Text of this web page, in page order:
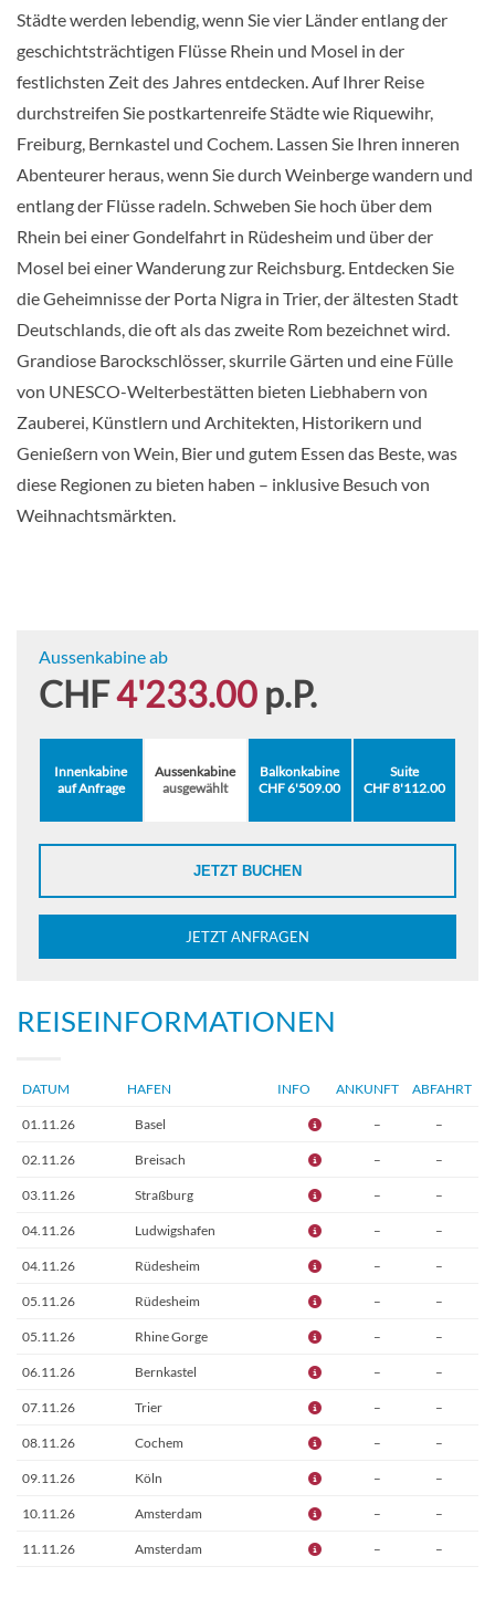
Städte werden lebendig, wenn Sie vier Länder entlang der
geschichtsträchtigen Flüsse Rhein und Mosel in der
festlichsten Zeit des Jahres entdecken. Auf Ihrer Reise
durchstreifen Sie postkartenreife Städte wie Riquewihr,
Freiburg, Bernkastel und Cochem. Lassen Sie Ihren inneren
Abenteurer heraus, wenn Sie durch Weinberge wandern und
entlang der Flüsse radeln. Schweben Sie hoch über dem
Rhein bei einer Gondelfahrt in Rüdesheim und über der
Mosel bei einer Wanderung zur Reichsburg. Entdecken Sie
die Geheimnisse der Porta Nigra in Trier, der ältesten Stadt
Deutschlands, die oft als das zweite Rom bezeichnet wird.
Grandiose Barockschlösser, skurrile Gärten und eine Fülle
von UNESCO-Welterbestätten bieten Liebhabern von
Zauberei, Künstlern und Architekten, Historikern und
Genießern von Wein, Bier und gutem Essen das Beste, was
diese Regionen zu bieten haben – inklusive Besuch von
Weihnachtsmärkten.
Aussenkabine ab
CHF4'233.00 p.P.
Innenkabine
auf Anfrage
Aussenkabine
ausgewählt
Balkonkabine
CHF 6'509.00
Suite
CHF 8'112.00
JETZT BUCHEN
JETZT ANFRAGEN
REISEINFORMATIONEN
DATUM HAFEN INFO ANKUNFT ABFAHRT
01.11.26 Basel – –
02.11.26 Breisach – –
03.11.26 Straßburg – –
04.11.26 Ludwigshafen – –
04.11.26 Rüdesheim – –
05.11.26 Rüdesheim – –
05.11.26 Rhine Gorge – –
06.11.26 Bernkastel – –
07.11.26 Trier – –
08.11.26 Cochem – –
09.11.26 Köln – –
10.11.26 Amsterdam – –
11.11.26 Amsterdam – –